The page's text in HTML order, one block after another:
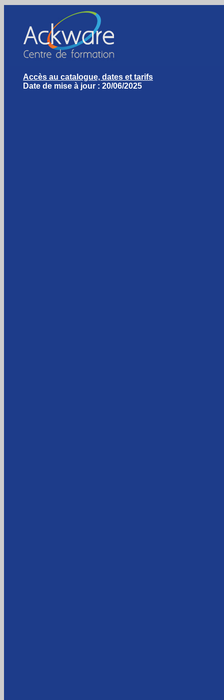
Accès au catalogue, dates et tarifs
Date de mise à jour : 20/06/2025